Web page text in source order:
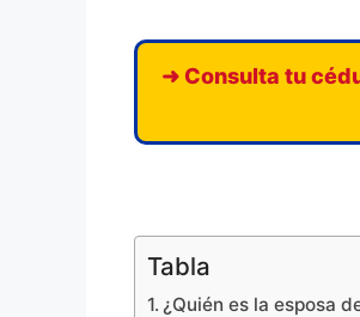
➜ Consulta tu
Tabla
¿Quién es la esposa